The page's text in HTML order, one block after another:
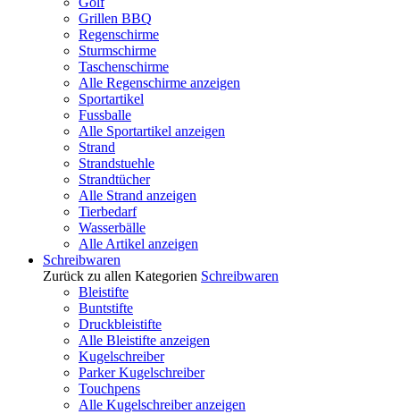
Grillen BBQ
Regenschirme
Sturmschirme
Taschenschirme
Alle Regenschirme anzeigen
Sportartikel
Fussballe
Alle Sportartikel anzeigen
Strand
Strandstuehle
Strandtücher
Alle Strand anzeigen
Tierbedarf
Wasserbälle
Alle Artikel anzeigen
Schreibwaren
Zurück zu allen Kategorien Schreibwaren
Bleistifte
Buntstifte
Druckbleistifte
Alle Bleistifte anzeigen
Kugelschreiber
Parker Kugelschreiber
Touchpens
Alle Kugelschreiber anzeigen